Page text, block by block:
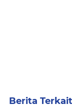
Berita Terkait